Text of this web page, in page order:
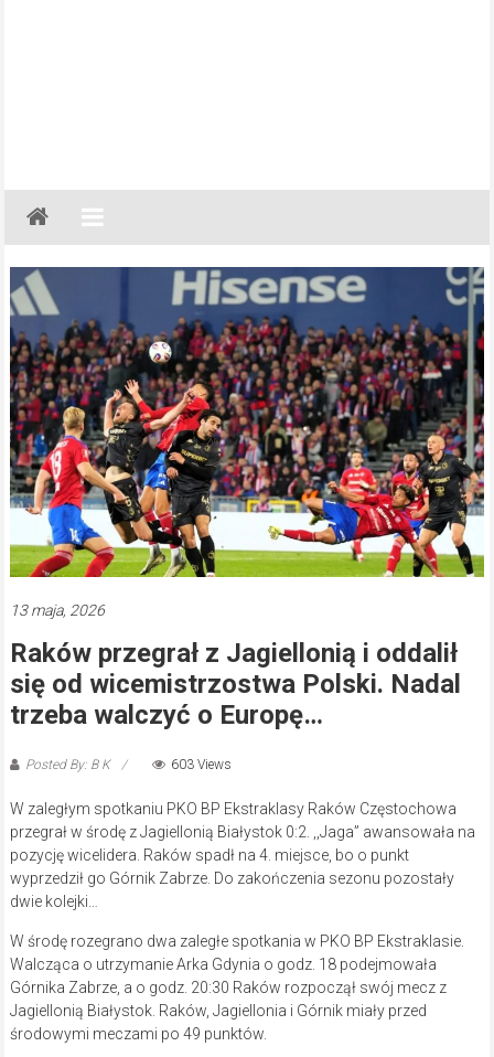
Gazeta
Regionalna
Częstochowa,
Kłobuck,
Lubliniec,
Myszków
13 maja, 2026
Raków przegrał z Jagiellonią i oddalił
się od wicemistrzostwa Polski. Nadal
trzeba walczyć o Europę…
Posted By: B K 603 Views
W zaległym spotkaniu PKO BP Ekstraklasy Raków Częstochowa
przegrał w środę z Jagiellonią Białystok 0:2. ,,Jaga” awansowała na
pozycję wicelidera. Raków spadł na 4. miejsce, bo o punkt
wyprzedził go Górnik Zabrze. Do zakończenia sezonu pozostały
dwie kolejki…
W środę rozegrano dwa zaległe spotkania w PKO BP Ekstraklasie.
Walcząca o utrzymanie Arka Gdynia o godz. 18 podejmowała
Górnika Zabrze, a o godz. 20:30 Raków rozpoczął swój mecz z
Jagiellonią Białystok. Raków, Jagiellonia i Górnik miały przed
środowymi meczami po 49 punktów.